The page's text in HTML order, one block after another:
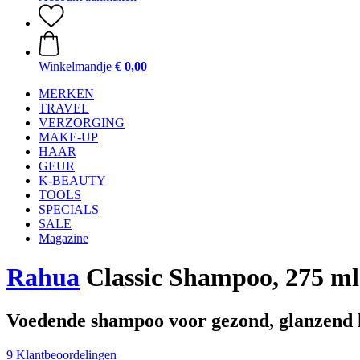
Winkelmandje € 0,00
MERKEN
TRAVEL
VERZORGING
MAKE-UP
HAAR
GEUR
K-BEAUTY
TOOLS
SPECIALS
SALE
Magazine
Rahua Classic Shampoo, 275 ml
Voedende shampoo voor gezond, glanzend
9 Klantbeoordelingen